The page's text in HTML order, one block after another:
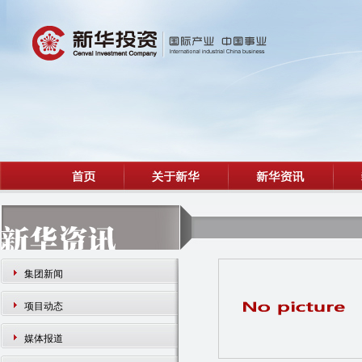
集团新闻
项目动态
媒体报道